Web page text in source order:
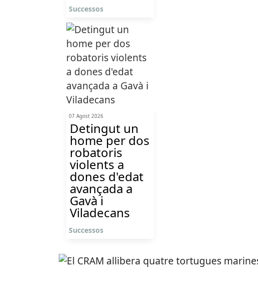
Successos
07 Agost 2026
Detingut un
home per dos
robatoris
violents a
dones d'edat
avançada a
Gavà i
Viladecans
Successos